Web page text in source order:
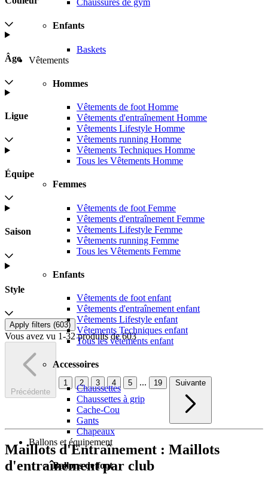
Chaussures de gym
Enfants
Baskets
Vêtements
Hommes
Vêtements de foot Homme
Vêtements d'entraînement Homme
Vêtements Lifestyle Homme
Vêtements running Homme
Vêtements Techniques Homme
Tous les Vêtements Homme
Femmes
Vêtements de foot Femme
Vêtements d'entraînement Femme
Vêtements Lifestyle Femme
Vêtements running Femme
Tous les Vêtements Femme
Enfants
Vêtements de foot enfant
Vêtements d'entraînement enfant
Vêtements Lifestyle enfant
Vêtements Techniques enfant
Tous les vêtements enfant
Accessoires
Chaussettes
Chaussettes à grip
Cache-Cou
Gants
Chapeaux
Ballons et équipement
Ballons de foot
Âge
Ligue
Équipe
Saison
Style
Apply filters (603)
Vous avez vu 1-32 produits de 603
Précédente
1 2 3 4 5 ... 19 Suivante
Maillots d'Entraînement : Maillots
d'entraînement par club